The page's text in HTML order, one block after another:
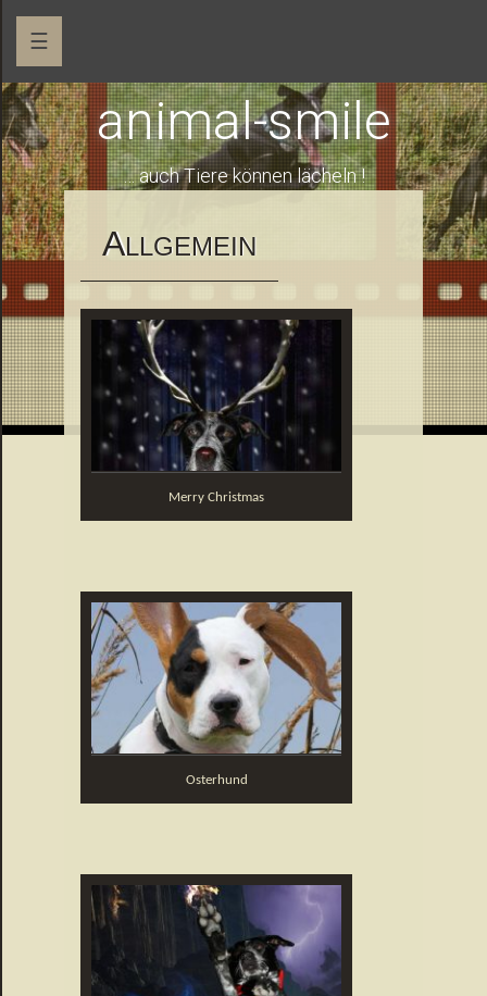
☰
animal-smile
… auch Tiere können lächeln !
ALLGEMEIN
Merry Christmas
Osterhund